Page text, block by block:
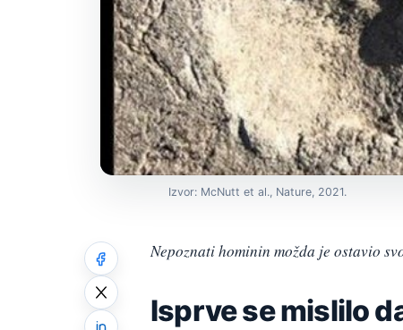
Izvor: McNutt et al., Nature, 2021.
Nepoznati hominin možda je ostavio
Isprve se mislilo